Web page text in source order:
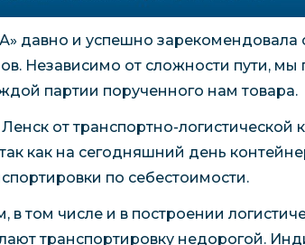
давно и успешно зарекомендовала
Независимо от сложности пути, мы
партии порученного нам товара.
от транспортно-логистической
как на сегодняшний день
по себестоимости.
том числе и в построении
транспортировку недорогой.